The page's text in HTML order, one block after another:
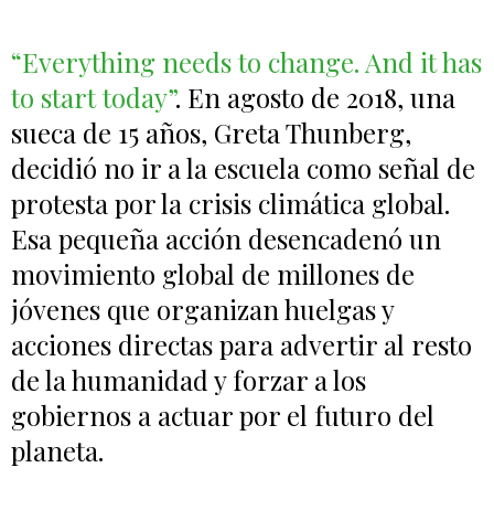
“Everything needs to change. And it has
to start today”. En agosto de 2018, una
sueca de 15 años, Greta Thunberg,
decidió no ir a la escuela como señal de
protesta por la crisis climática global.
Esa pequeña acción desencadenó un
movimiento global de millones de
jóvenes que organizan huelgas y
acciones directas para advertir al resto
de la humanidad y forzar a los
gobiernos a actuar por el futuro del
planeta.